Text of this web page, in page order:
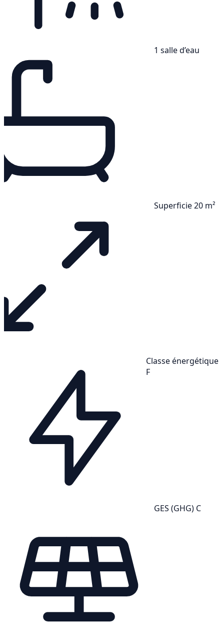
1 salle d’eau
Superficie 20 m²
Classe énergétique
F
GES (GHG) C